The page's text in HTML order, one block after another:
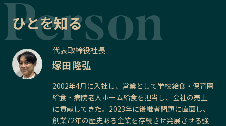
ひとを知る
代表取締役社長
塚田 隆弘
2002年4月に入社し、営業として学校給食・保育園
給食・病院老人ホーム給食を担当し、会社の売上
に貢献してきた。2023年に後継者問題に直面し、
創業72年の歴史ある企業を存続させ発展させる強